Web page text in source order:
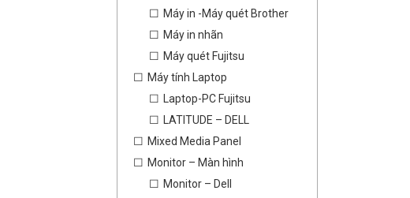
Máy in -Máy quét Brother
Máy in nhãn
Máy quét Fujitsu
Máy tính Laptop
Laptop-PC Fujitsu
LATITUDE – DELL
Mixed Media Panel
Monitor – Màn hình
Monitor – Dell